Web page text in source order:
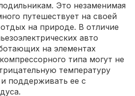
Это незаменимая
путешествует на своей
на природе. В отличие
авто
на элементах
типа могут не
температуру
поддерживать ее с